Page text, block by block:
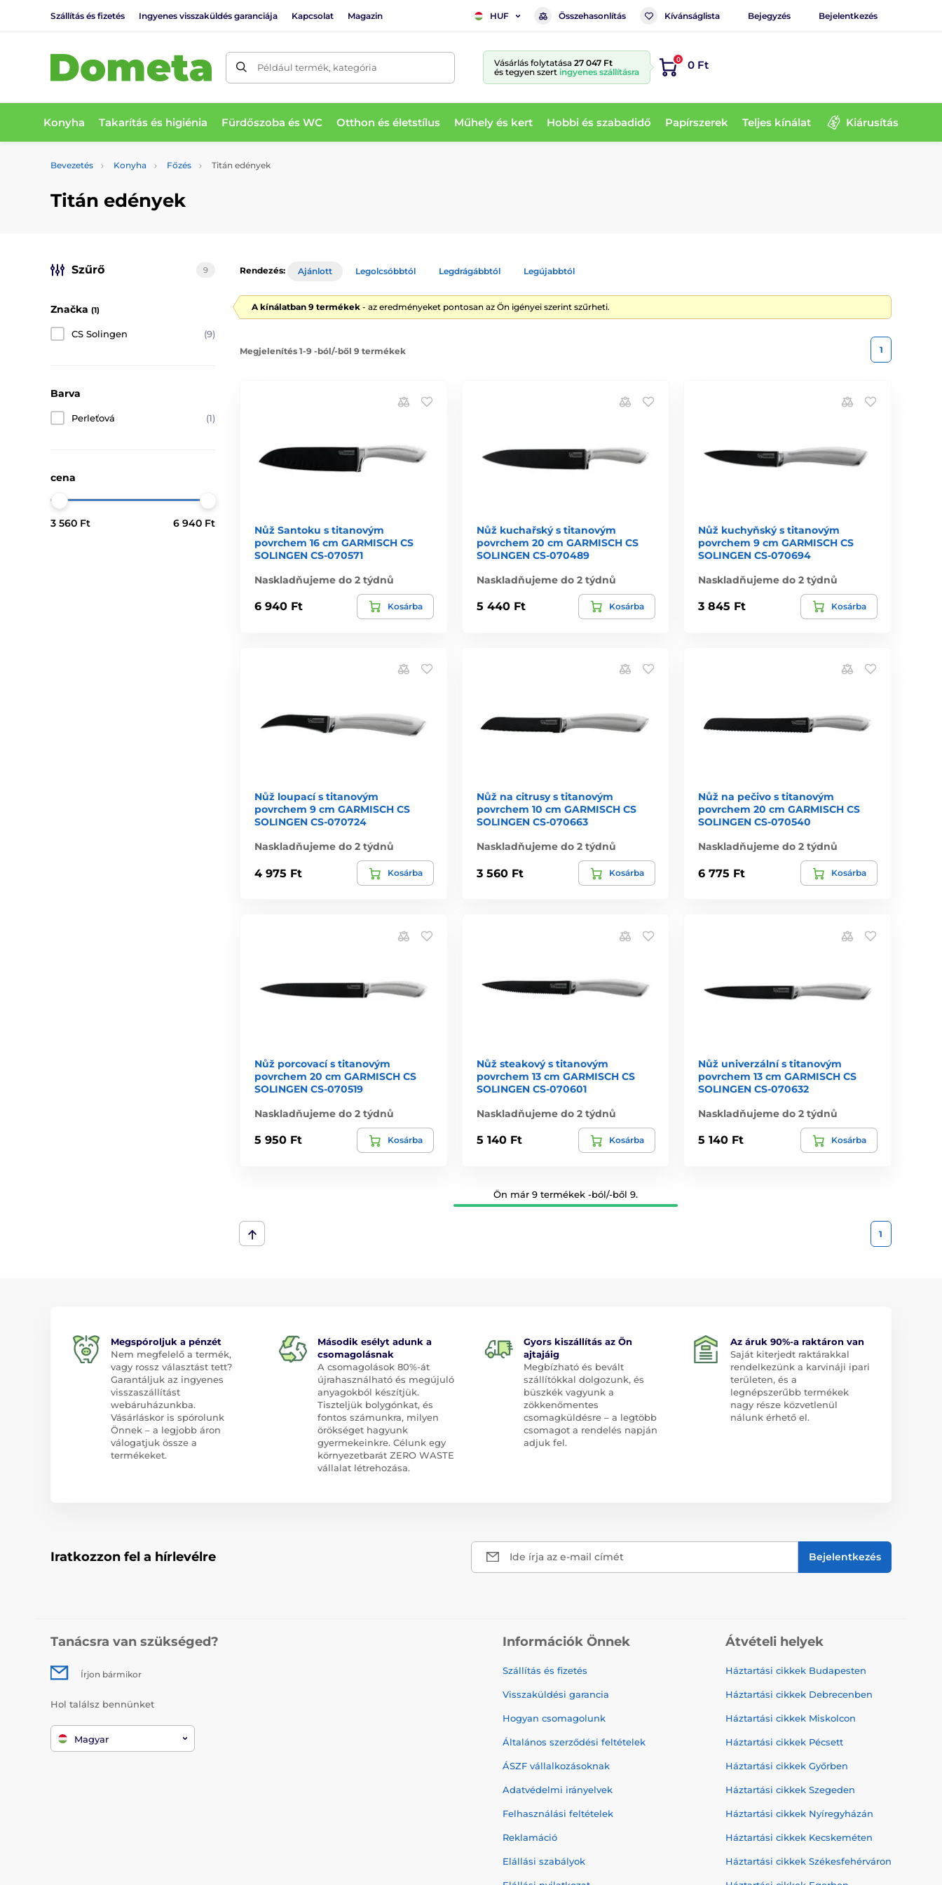
Szállítás és fizetés Ingyenes visszaküldés garanciája Kapcsolat Magazin HUF Összehasonlítás Kívánságlista Bejegyzés Bejelentkezés
Például termék, kategória Vásárlás folytatása 27 047 Ft
és tegyen szert ingyenes szállításra
0 0 Ft
Konyha Takarítás és higiénia Fürdőszoba és WC Otthon és életstílus Műhely és kert Hobbi és szabadidő Papírszerek Teljes kínálat Kiárusítás
Bevezetés Konyha Főzés Titán edények
Titán edények
Szűrő 9
Značka (1)
CS Solingen (9)
Barva
Perleťová (1)
cena
3 560 Ft 6 940 Ft
Rendezés: Ajánlott Legolcsóbbtól Legdrágábbtól Legújabbtól
A kínálatban 9 termékek - az eredményeket pontosan az Ön igényei szerint szűrheti.
Megjelenítés 1-9 -ból/-ből 9 termékek 1
Nůž Santoku s titanovým
povrchem 16 cm GARMISCH CS
SOLINGEN CS-070571
Naskladňujeme do 2 týdnů
6 940 Ft Kosárba
Nůž kuchařský s titanovým
povrchem 20 cm GARMISCH CS
SOLINGEN CS-070489
Naskladňujeme do 2 týdnů
5 440 Ft Kosárba
Nůž kuchyňský s titanovým
povrchem 9 cm GARMISCH CS
SOLINGEN CS-070694
Naskladňujeme do 2 týdnů
3 845 Ft Kosárba
Nůž loupací s titanovým
povrchem 9 cm GARMISCH CS
SOLINGEN CS-070724
Naskladňujeme do 2 týdnů
4 975 Ft Kosárba
Nůž na citrusy s titanovým
povrchem 10 cm GARMISCH CS
SOLINGEN CS-070663
Naskladňujeme do 2 týdnů
3 560 Ft Kosárba
Nůž na pečivo s titanovým
povrchem 20 cm GARMISCH CS
SOLINGEN CS-070540
Naskladňujeme do 2 týdnů
6 775 Ft Kosárba
Nůž porcovací s titanovým
povrchem 20 cm GARMISCH CS
SOLINGEN CS-070519
Naskladňujeme do 2 týdnů
5 950 Ft Kosárba
Nůž steakový s titanovým
povrchem 13 cm GARMISCH CS
SOLINGEN CS-070601
Naskladňujeme do 2 týdnů
5 140 Ft Kosárba
Nůž univerzální s titanovým
povrchem 13 cm GARMISCH CS
SOLINGEN CS-070632
Naskladňujeme do 2 týdnů
5 140 Ft Kosárba
Ön már 9 termékek -ból/-ből 9.
1
Megspóroljuk a pénzét
Nem megfelelő a termék,
vagy rossz választást tett?
Garantáljuk az ingyenes
visszaszállítást
webáruházunkba.
Vásárláskor is spórolunk
Önnek – a legjobb áron
válogatjuk össze a
termékeket.
Második esélyt adunk a
csomagolásnak
A csomagolások 80%-át
újrahasználható és megújuló
anyagokból készítjük.
Tiszteljük bolygónkat, és
fontos számunkra, milyen
örökséget hagyunk
gyermekeinkre. Célunk egy
környezetbarát ZERO WASTE
vállalat létrehozása.
Gyors kiszállítás az Ön
ajtajáig
Megbízható és bevált
szállítókkal dolgozunk, és
büszkék vagyunk a
zökkenőmentes
csomagküldésre – a legtöbb
csomagot a rendelés napján
adjuk fel.
Az áruk 90%-a raktáron van
Saját kiterjedt raktárakkal
rendelkezünk a karvináji ipari
területen, és a
legnépszerűbb termékek
nagy része közvetlenül
nálunk érhető el.
Iratkozzon fel a hírlevélre Ide írja az e-mail címét Bejelentkezés
Tanácsra van szükséged?
Írjon bármikor
Hol találsz bennünket
Magyar
Információk Önnek
Szállítás és fizetés
Visszaküldési garancia
Hogyan csomagolunk
Általános szerződési feltételek
ÁSZF vállalkozásoknak
Adatvédelmi irányelvek
Felhasználási feltételek
Reklamáció
Elállási szabályok
Átvételi helyek
Háztartási cikkek Budapesten
Háztartási cikkek Debrecenben
Háztartási cikkek Miskolcon
Háztartási cikkek Pécsett
Háztartási cikkek Győrben
Háztartási cikkek Szegeden
Háztartási cikkek Nyíregyházán
Háztartási cikkek Kecskeméten
Háztartási cikkek Székesfehérváron